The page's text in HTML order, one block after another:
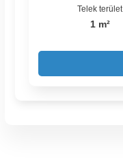
Telek terület
1 m²